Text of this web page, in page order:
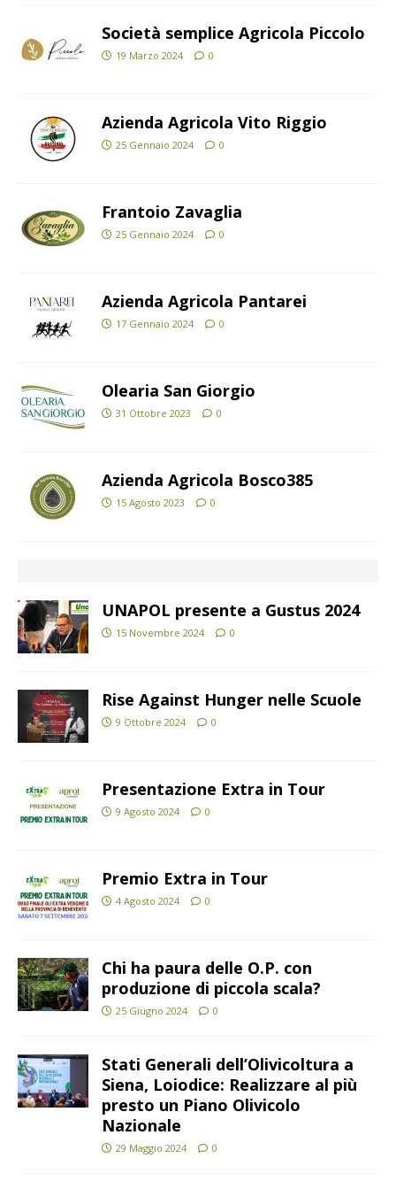
Società semplice Agricola Piccolo
19 Marzo 2024 0
Azienda Agricola Vito Riggio
25 Gennaio 2024 0
Frantoio Zavaglia
25 Gennaio 2024 0
Azienda Agricola Pantarei
17 Gennaio 2024 0
Olearia San Giorgio
31 Ottobre 2023 0
Azienda Agricola Bosco385
15 Agosto 2023 0
UNAPOL presente a Gustus 2024
15 Novembre 2024 0
Rise Against Hunger nelle Scuole
9 Ottobre 2024 0
Presentazione Extra in Tour
9 Agosto 2024 0
Premio Extra in Tour
4 Agosto 2024 0
Chi ha paura delle O.P. con
produzione di piccola scala?
25 Giugno 2024 0
Stati Generali dell’Olivicoltura a
Siena, Loiodice: Realizzare al più
presto un Piano Olivicolo
Nazionale
29 Maggio 2024 0